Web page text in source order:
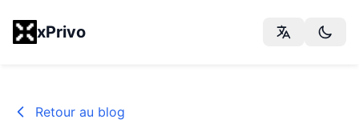
xPrivo
Retour au blog